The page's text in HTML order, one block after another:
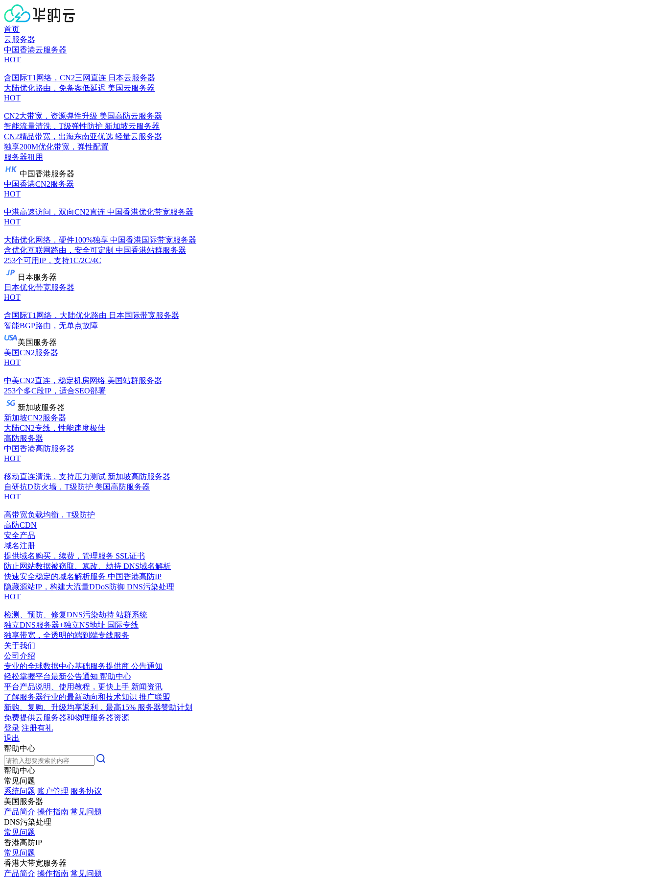
首页
云服务器
中国香港云服务器
HOT
含国际T1网络，CN2三网直连 日本云服务器
大陆优化路由，免备案低延迟 美国云服务器
HOT
CN2大带宽，资源弹性升级 美国高防云服务器
智能流量清洗，T级弹性防护 新加坡云服务器
CN2精品带宽，出海东南亚优选 轻量云服务器
独享200M优化带宽，弹性配置
服务器租用
中国香港服务器
中国香港CN2服务器
HOT
中港高速访问，双向CN2直连 中国香港优化带宽服务器
HOT
大陆优化网络，硬件100%独享 中国香港国际带宽服务器
含优化互联网路由，安全可定制 中国香港站群服务器
253个可用IP，支持1C/2C/4C
日本服务器
日本优化带宽服务器
HOT
含国际T1网络，大陆优化路由 日本国际带宽服务器
智能BGP路由，无单点故障
美国服务器
美国CN2服务器
HOT
中美CN2直连，稳定机房网络 美国站群服务器
253个多C段IP，适合SEO部署
新加坡服务器
新加坡CN2服务器
大陆CN2专线，性能速度极佳
高防服务器
中国香港高防服务器
HOT
移动直连清洗，支持压力测试 新加坡高防服务器
自研抗D防火墙，T级防护 美国高防服务器
HOT
高带宽负载均衡，T级防护
高防CDN
安全产品
域名注册
提供域名购买，续费，管理服务 SSL证书
防止网站数据被窃取、篡改、劫持 DNS域名解析
快速安全稳定的域名解析服务 中国香港高防IP
隐藏源站IP，构建大流量DDoS防御 DNS污染处理
HOT
检测、预防、修复DNS污染劫持 站群系统
独立DNS服务器+独立NS地址 国际专线
独享带宽，全透明的端到端专线服务
关于我们
公司介绍
专业的全球数据中心基础服务提供商 公告通知
轻松掌握平台最新公告通知 帮助中心
平台产品说明、使用教程，更快上手 新闻资讯
了解服务器行业的最新动向和技术知识 推广联盟
新购、复购、升级均享返利，最高15% 服务器赞助计划
免费提供云服务器和物理服务器资源
登录 注册有礼
退出
帮助中心
帮助中心
常见问题
系统问题 账户管理 服务协议
美国服务器
产品简介 操作指南 常见问题
DNS污染处理
常见问题
香港高防IP
常见问题
香港大带宽服务器
产品简介 操作指南 常见问题